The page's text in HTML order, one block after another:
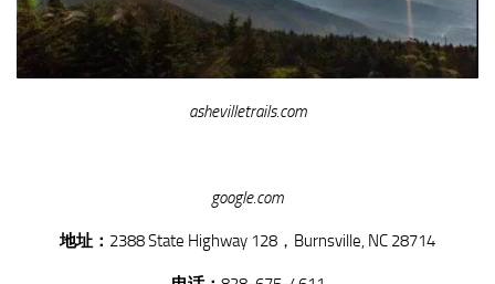
ashevilletrails.com
google.com
地址： 2388 State Highway 128，Burnsville, NC 28714